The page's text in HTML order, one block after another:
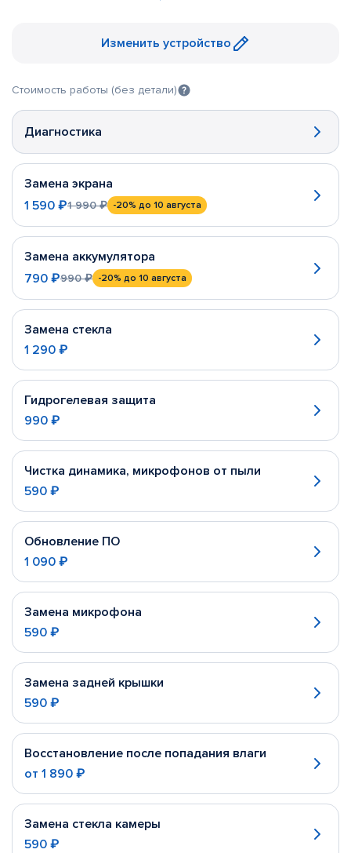
Изменить устройство
Стоимость работы (без детали)
Диагностика
Замена экрана
1 590 ₽1 990 ₽ -20% до 10 августа
Замена аккумулятора
790 ₽990 ₽ -20% до 10 августа
Замена стекла
1 290 ₽
Гидрогелевая защита
990 ₽
Чистка динамика, микрофонов от пыли
590 ₽
Обновление ПО
1 090 ₽
Замена микрофона
590 ₽
Замена задней крышки
590 ₽
Восстановление после попадания влаги
от 1 890 ₽
Замена стекла камеры
590 ₽